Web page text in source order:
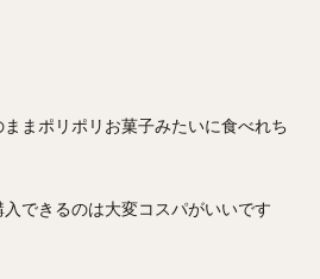
まポリポリお菓子みたいに食べれち
できるのは大変コスパがいいです